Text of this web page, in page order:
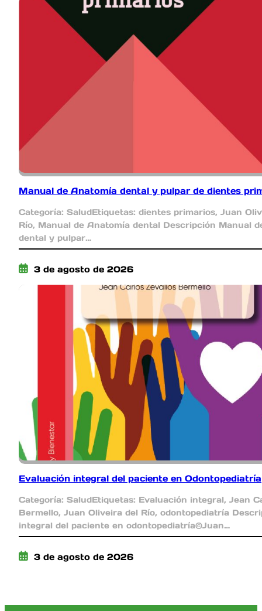
Manual de Anatomía dental y pulpar de dientes
Categoría: SaludEtiquetas: dientes primarios, Juan
Río, Manual de Anatomía dental Descripción Manual
dental y pulpar…
3 de agosto de 2026
Evaluación integral del paciente en Odontopediatría
Categoría: SaludEtiquetas: Evaluación integral, Jean
Bermello, Juan Oliveira del Río, odontopediatría
integral del paciente en odontopediatría©Juan…
3 de agosto de 2026